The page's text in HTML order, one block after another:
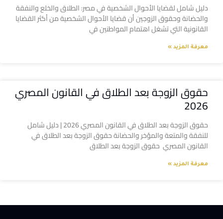
دليل شامل لقضايا الأحوال الشخصية في مصر: الطلاق والخلع والنفقة
والحضانة وحقوق الزوجين أن قضايا الأحوال الشخصية من أكثر القضايا
القانونية التي تشغل اهتمام المواطنين في
معرفة المزيد »
حقوق الزوجة بعد الطلاق في القانون المصري
2026
حقوق الزوجة بعد الطلاق في القانون المصري 2026 | دليل شامل
للنفقة والمتعة والمؤخر والحضانة حقوق الزوجة بعد الطلاق في
القانون المصري حقوق الزوجة بعد الطلاق
معرفة المزيد »